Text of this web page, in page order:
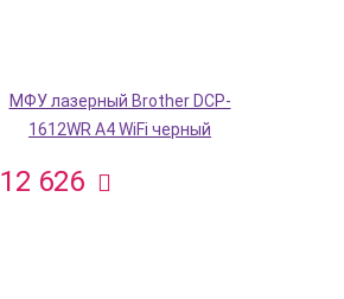
МФУ лазерный Brother DCP-
1612WR A4 WiFi черный
12 626